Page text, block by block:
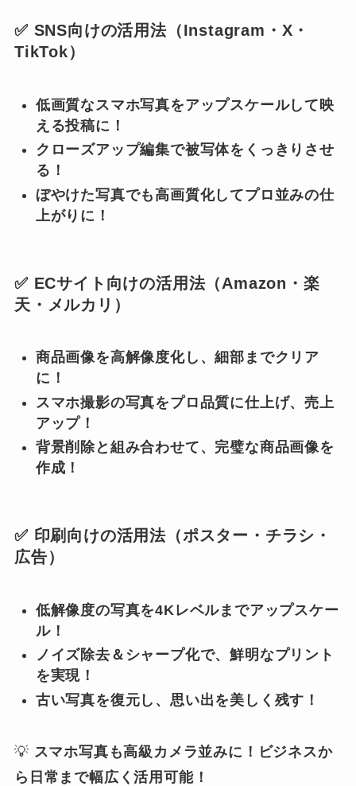
✅ SNS向けの活用法（Instagram・X・
TikTok）
低画質なスマホ写真をアップスケールして映
える投稿に！
クローズアップ編集で被写体をくっきりさせ
る！
ぼやけた写真でも高画質化してプロ並みの仕
上がりに！
✅ ECサイト向けの活用法（Amazon・楽
天・メルカリ）
商品画像を高解像度化し、細部までクリア
に！
スマホ撮影の写真をプロ品質に仕上げ、売上
アップ！
背景削除と組み合わせて、完璧な商品画像を
作成！
✅ 印刷向けの活用法（ポスター・チラシ・
広告）
低解像度の写真を4Kレベルまでアップスケー
ル！
ノイズ除去＆シャープ化で、鮮明なプリント
を実現！
古い写真を復元し、思い出を美しく残す！
💡 スマホ写真も高級カメラ並みに！ビジネスか
ら日常まで幅広く活用可能！